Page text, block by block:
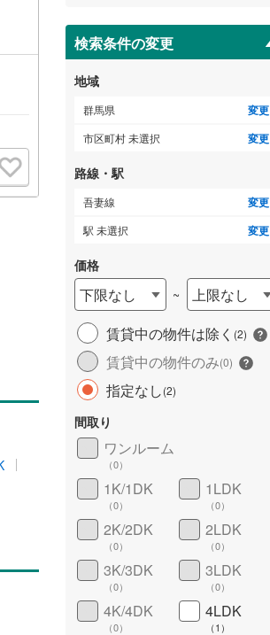
ジ
に
保
存
す
る
検索条件の変更
地域
群馬県 変更
市区町村 未選択 変更
路線・駅
吾妻線 変更
駅 未選択 変更
価格
下限なし ~
上限なし
賃貸中の物件は除く (2)
賃貸中の物件のみ(0)
指定なし(2)
間取り
ワンルーム
（0）
1K/1DK
（0）
1LDK
（0）
2K/2DK
（0）
2LDK
（0）
3K/3DK
（0）
3LDK
（0）
4K/4DK
（0）
4LDK
（1 ）
長期優良住宅（0）
詳しく見る